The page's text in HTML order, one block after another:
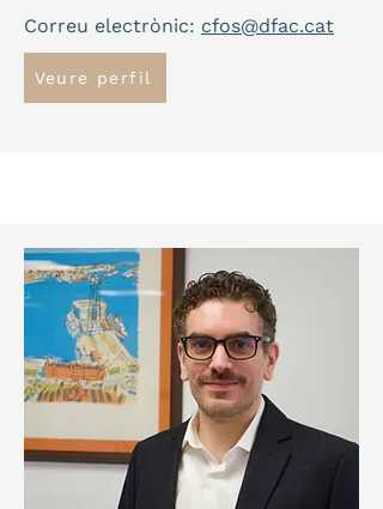
Correu electrònic: cfos@dfac.cat
Veure perfil